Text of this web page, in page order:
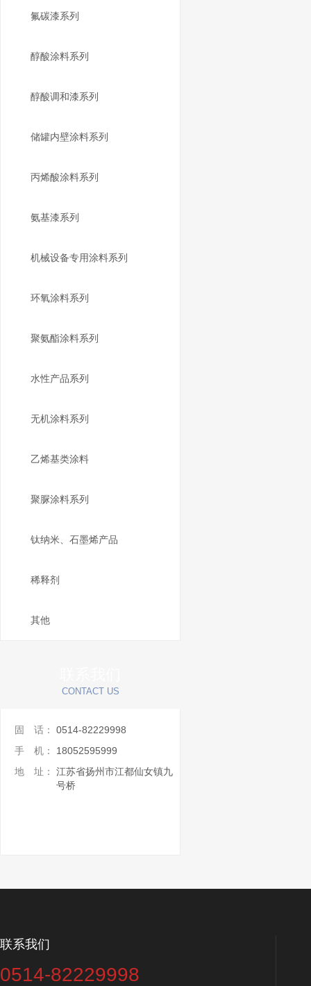
氟碳漆系列
醇酸涂料系列
醇酸调和漆系列
储罐内壁涂料系列
丙烯酸涂料系列
氨基漆系列
机械设备专用涂料系列
环氧涂料系列
聚氨酯涂料系列
水性产品系列
无机涂料系列
乙烯基类涂料
聚脲涂料系列
钛纳米、石墨烯产品
稀释剂
其他
CONTACT US
固 话：
0514-82229998
手 机：
18052595999
地 址：
江苏省扬州市江都仙女镇九
号桥
联系我们
0514-82229998